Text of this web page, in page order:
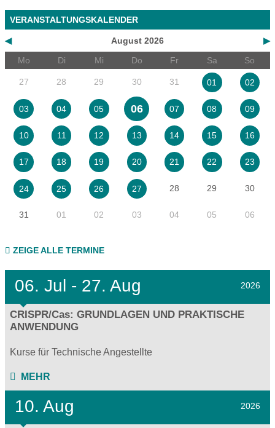
VERANSTALTUNGSKALENDER
◀ ▶
August 2026
Mo
Di Mi Do Fr Sa So
27 28 29 30 31 01 02
03 04 05 06 07 08 09
10 11 12 13 14 15 16
17 18 19 20 21 22 23
24 25 26 27 28 29 30
31 01 02 03 04 05 06
ZEIGE ALLE TERMINE
06. Jul - 27. Aug 2026
CRISPR/Cas: GRUNDLAGEN UND PRAKTISCHE
ANWENDUNG
Kurse für Technische Angestellte
MEHR
10. Aug 2026